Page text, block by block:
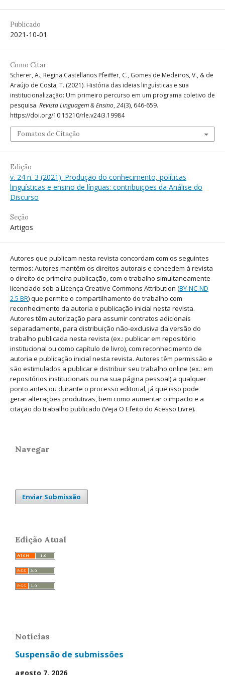
Publicado
2021-10-01
Como Citar
Scherer, A., Regina Castellanos Pfeiffer, C., Gomes de Medeiros, V., & de
Araújo de Costa, T. (2021). História das ideias linguísticas e sua
institucionalização: Um primeiro percurso em um programa coletivo de
pesquisa. Revista Linguagem & Ensino, 24(3), 646-659.
https://doi.org/10.15210/rle.v24i3.19984
Fomatos de Citação
Edição
v. 24 n. 3 (2021): Produção do conhecimento, políticas
linguísticas e ensino de línguas: contribuições da Análise do
Discurso
Seção
Artigos
Autores que publicam nesta revista concordam com os seguintes
termos: Autores mantêm os direitos autorais e concedem à revista
o direito de primeira publicação, com o trabalho simultaneamente
licenciado sob a Licença Creative Commons Attribution (BY-NC-ND
2.5 BR) que permite o compartilhamento do trabalho com
reconhecimento da autoria e publicação inicial nesta revista.
Autores têm autorização para assumir contratos adicionais
separadamente, para distribuição não-exclusiva da versão do
trabalho publicada nesta revista (ex.: publicar em repositório
institucional ou como capítulo de livro), com reconhecimento de
autoria e publicação inicial nesta revista. Autores têm permissão e
são estimulados a publicar e distribuir seu trabalho online (ex.: em
repositórios institucionais ou na sua página pessoal) a qualquer
ponto antes ou durante o processo editorial, já que isso pode
gerar alterações produtivas, bem como aumentar o impacto e a
citação do trabalho publicado (Veja O Efeito do Acesso Livre).
Navegar
Enviar Submissão
Edição Atual
Notícias
Suspensão de submissões
agosto 7, 2026